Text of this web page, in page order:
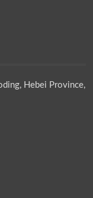
Hebei Province,